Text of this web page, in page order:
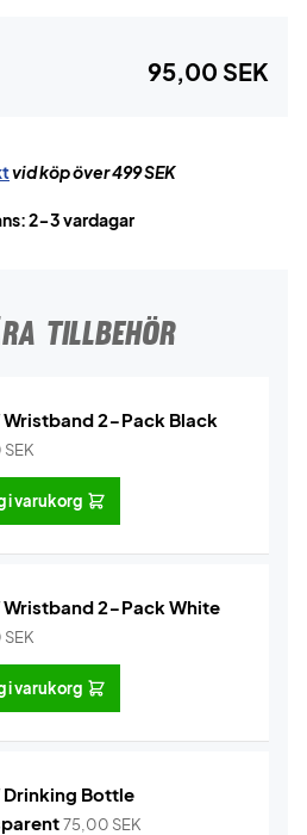
95,00 SEK
vid köp över 499 SEK
2-3 vardagar
TILLBEHÖR
Wristband 2-Pack Black
SEK
i varukorg
Wristband 2-Pack White
SEK
i varukorg
Drinking Bottle
75,00 SEK